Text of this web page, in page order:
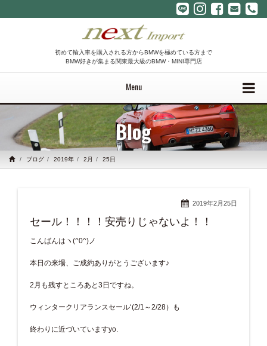
初めて輸入車を購入される方からBMWを極めている方まで
BMW好きが集まる関東最大級のBMW・MINI専門店
Menu
Blog
ブログ 2019年 2月 25日
2019年2月25日
セール！！！！安売りじゃないよ！！
こんばんはヽ(^0^)ノ
本日の来場、ご成約ありがとうございます♪
2月も残すところあと3日ですね。
ウィンタークリアランスセール‘(2/1～2/28）も
終わりに近づいていますyo.